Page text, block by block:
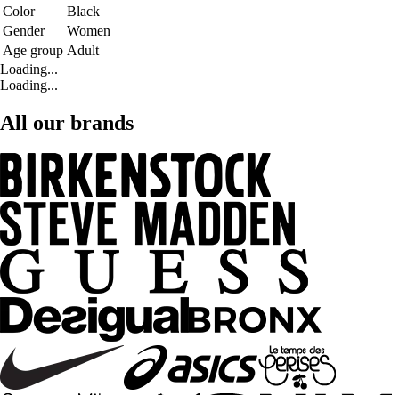
Color
Black
Gender
Women
Age group Adult
Loading...
Loading...
All our brands